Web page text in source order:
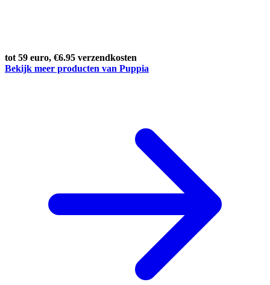
tot 59 euro, €6.95 verzendkosten
Bekijk meer producten van Puppia